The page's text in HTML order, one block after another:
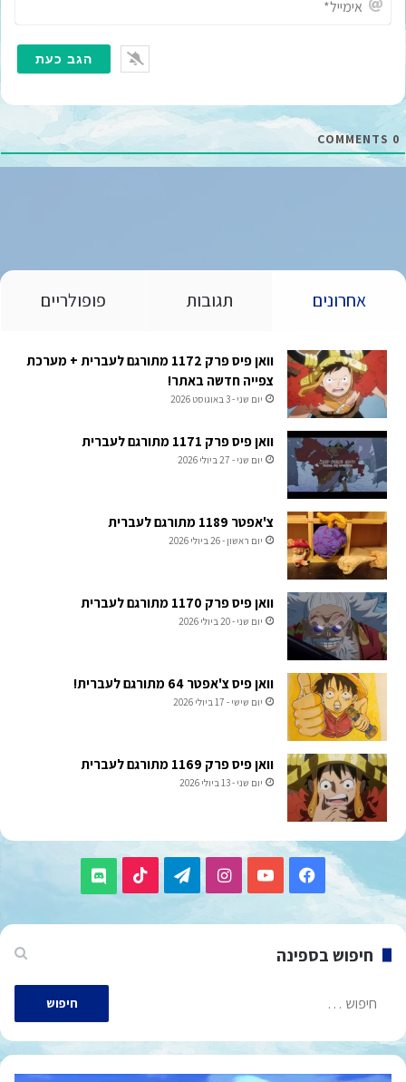
י
ל
0
אחרונים תגובות פופולריים
וואן פיס פרק 1172 מתורגם לעברית + מערכת
צפייה חדשה באתר!
יום שני - 3 באוגוסט 2026
וואן פיס פרק 1171 מתורגם לעברית
יום שני - 27 ביולי 2026
צ'אפטר 1189 מתורגם לעברית
יום ראשון - 26 ביולי 2026
וואן פיס פרק 1170 מתורגם לעברית
יום שני - 20 ביולי 2026
וואן פיס צ'אפטר 64 מתורגם לעברית!
יום שישי - 17 ביולי 2026
וואן פיס פרק 1169 מתורגם לעברית
יום שני - 13 ביולי 2026
Facebook
YouTube
Instagram
Telegram
TikTok
Discord
חיפוש בספינה
חיפוש: